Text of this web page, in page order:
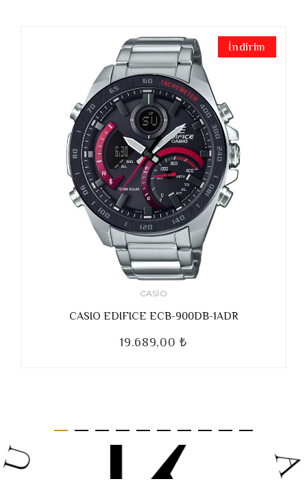
İndirim
CASIO
CASIO EDIFICE ECB-900DB-1ADR
19.689,00 ₺